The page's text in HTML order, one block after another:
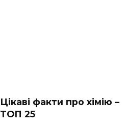
Цікаві факти про хімію –
ТОП 25